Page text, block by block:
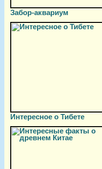
Забор-аквариум
Интересное о Тибете